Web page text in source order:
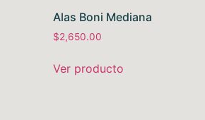
Alas Boni Mediana
$2,650.00
Ver producto